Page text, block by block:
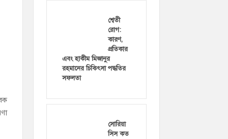
শ্বেতী
রোগ:
কারণ,
প্রতিকার
এবং হাকীম মিজানুর
রহমানের চিকিৎসা পদ্ধতির
সফলতা
সোরিয়া
সিস কত